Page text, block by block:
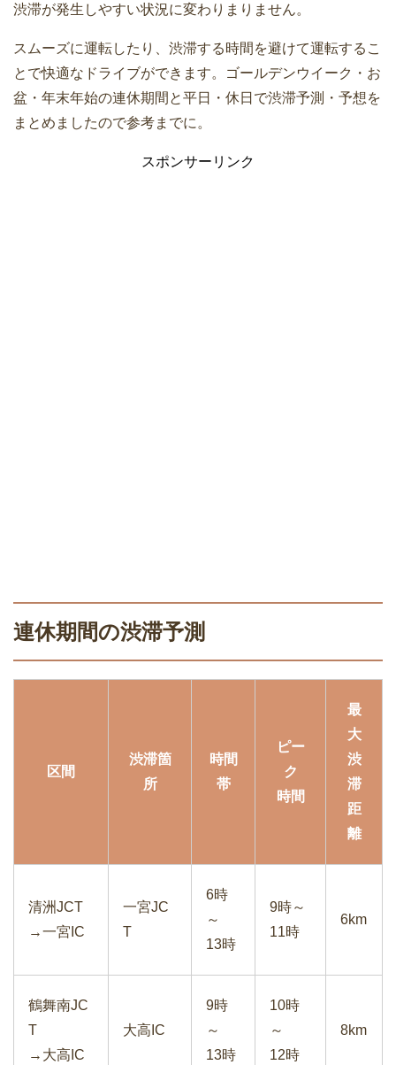
渋滞が発生しやすい状況に変わりまりません。
スムーズに運転したり、渋滞する時間を避けて運転するこ
とで快適なドライブができます。ゴールデンウイーク・お
盆・年末年始の連休期間と平日・休日で渋滞予測・予想を
まとめましたので参考までに。
スポンサーリンク
連休期間の渋滞予測
区間
渋滞箇
所
時間
帯
ピー
ク
時間
最
大
渋
滞
距
離
清洲JCT
→一宮IC
一宮JC
T
6時
～
13時
9時～
11時
6km
鶴舞南JC
T
→大高IC
大高IC
9時
～
13時
10時
～
12時
8km